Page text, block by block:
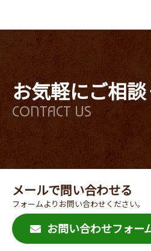
お気軽にご相
CONTACT US
メールで問い合わせる
フォームよりお問い合わせください。
お問い合わせフォー